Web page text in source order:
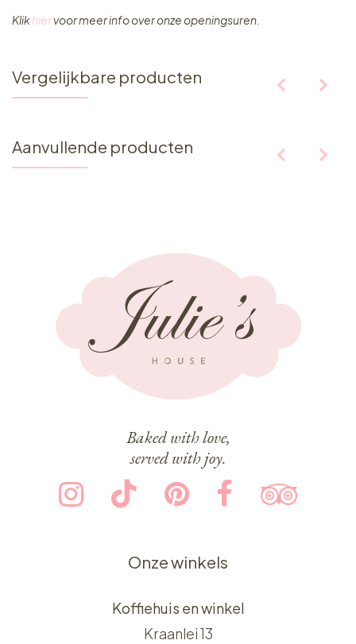
Klikhiervoor meer info over onze openingsuren.
Vergelijkbare producten
Aanvullende producten
Baked with love,
served with joy.
Onze winkels
Koffiehuis en winkel
Kraanlei 13